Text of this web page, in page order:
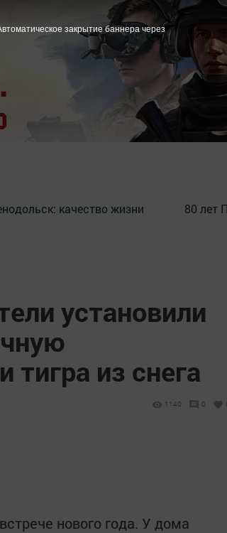
качество жизни 80 лет
установили
из снега
1140 0
нового года. У дома
закрытие баннера через